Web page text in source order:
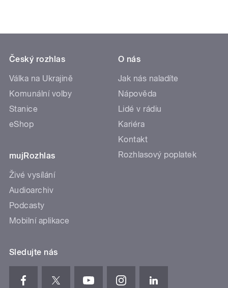
Český rozhlas
Válka na Ukrajině
Komunální volby
Stanice
eShop
mujRozhlas
Živé vysílání
Audioarchiv
Podcasty
Mobilní aplikace
O nás
Jak nás naladíte
Nápověda
Lidé v rádiu
Kariéra
Kontakt
Rozhlasový poplatek
Sledujte nás